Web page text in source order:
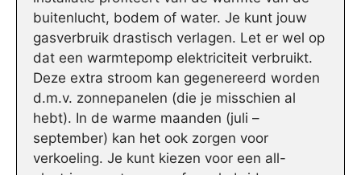
buitenlucht, bodem of water. Je kunt jouw
gasverbruik drastisch verlagen. Let er wel op
dat een warmtepomp elektriciteit verbruikt.
Deze extra stroom kan gegenereerd worden
d.m.v. zonnepanelen (die je misschien al
hebt). In de warme maanden (juli –
september) kan het ook zorgen voor
verkoeling. Je kunt kiezen voor een all-